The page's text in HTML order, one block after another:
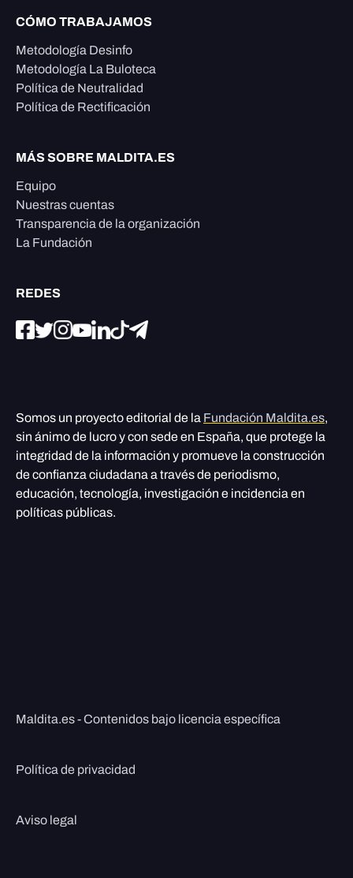
CÓMO TRABAJAMOS
Metodología Desinfo
Metodología La Buloteca
Política de Neutralidad
Política de Rectificación
MÁS SOBRE MALDITA.ES
Equipo
Nuestras cuentas
Transparencia de la organización
La Fundación
REDES
Somos un proyecto editorial de la Fundación Maldita.es,
sin ánimo de lucro y con sede en España, que protege la
integridad de la información y promueve la construcción
de confianza ciudadana a través de periodismo,
educación, tecnología, investigación e incidencia en
políticas públicas.
Maldita.es - Contenidos bajo licencia específica
Política de privacidad
Aviso legal